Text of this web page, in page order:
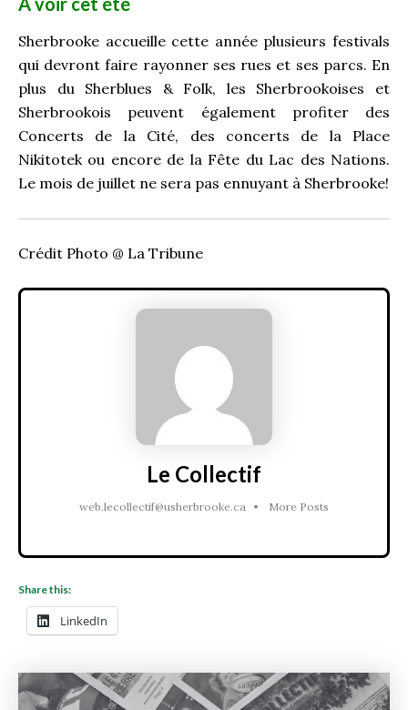
Sherbrooke accueille cette année plusieurs festivals
qui devront faire rayonner ses rues et ses parcs. En
plus du Sherblues & Folk, les Sherbrookoises et
Sherbrookois peuvent également profiter des
Concerts de la Cité, des concerts de la Place
Nikitotek ou encore de la Fête du Lac des Nations.
Le mois de juillet ne sera pas ennuyant à Sherbrooke!
Crédit Photo @ La Tribune
Le Collectif
web.lecollectif@usherbrooke.ca • More Posts
Share this:
LinkedIn